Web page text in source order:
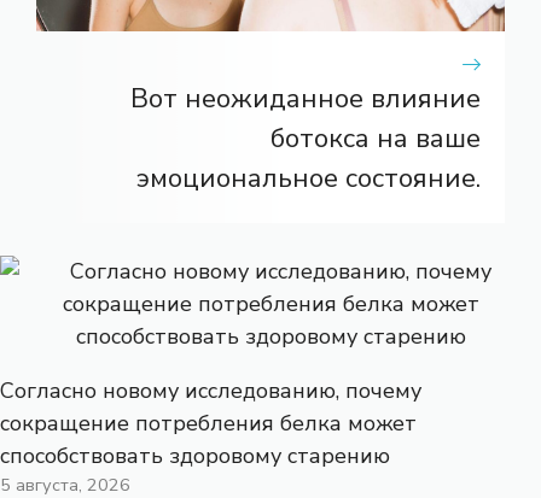
Вот неожиданное влияние
ботокса на ваше
эмоциональное состояние.
Согласно новому исследованию, почему
сокращение потребления белка может
способствовать здоровому старению
5 августа, 2026